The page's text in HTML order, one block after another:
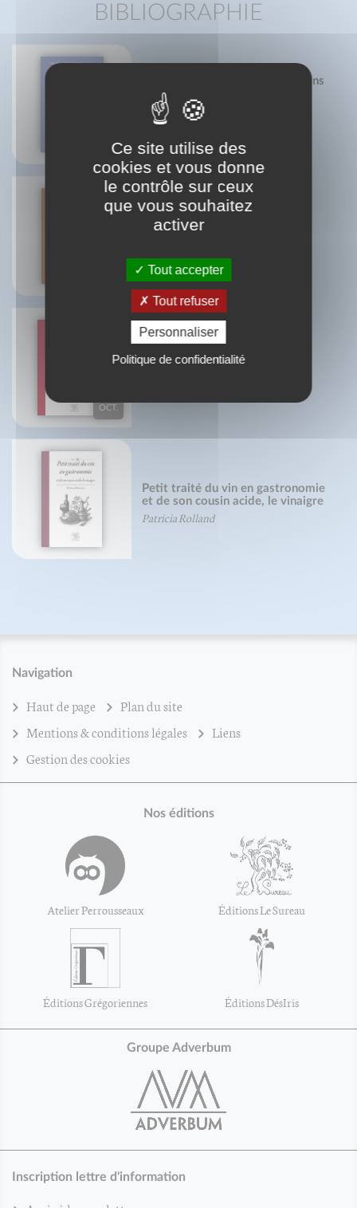
BIBLIOGRAPHIE
OCT.
Exercices saugrenus pour citadins
biscornus
Sébastien Laading
Isabelle Laading
Petit traité du (bon) pain
OCT.
Grand traité du piment
Petit traité du vin en gastronomie
et de son cousin acide, le vinaigre
Patricia Rolland
Navigation
Haut de page
Plan du site
Mentions & conditions légales
Liens
Gestion des cookies
Nos éditions
Atelier Perrousseaux Éditions Le Sureau
Éditions Grégoriennes Éditions DésIris
Groupe Adverbum
Inscription lettre d'information
Ce site utilise des
cookies et vous donne
le contrôle sur ceux
que vous souhaitez
activer
Tout accepter
Tout refuser
Personnaliser
Politique de confidentialité